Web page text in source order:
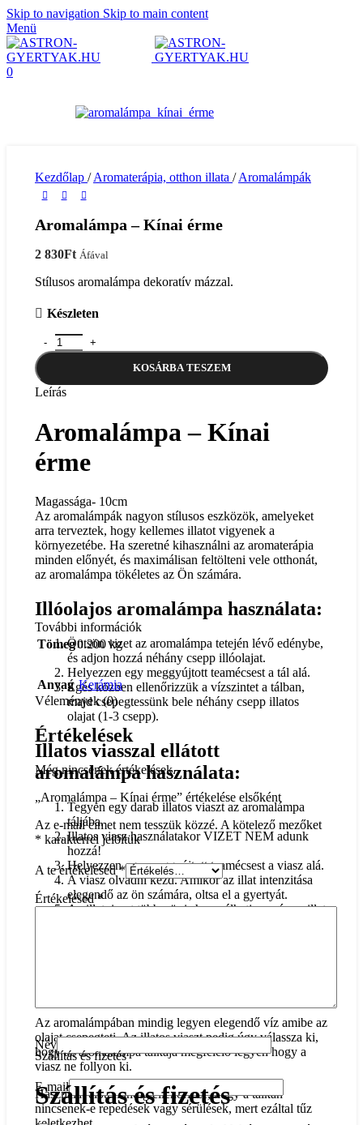
Skip to navigation Skip to main content
Menü
0
Kezdőlap / Aromaterápia, otthon illata / Aromalámpák
Aromalámpa – Kínai érme
2 830Ft Áfával
Stílusos aromalámpa dekoratív mázzal.
Készleten
Aromalámpa - Kínai érme mennyiség
KOSÁRBA TESZEM
Leírás
Aromalámpa – Kínai
érme
Magassága- 10cm
Az aromalámpák nagyon stílusos eszközök, amelyeket
arra terveztek, hogy kellemes illatot vigyenek a
környezetébe. Ha szeretné kihasználni az aromaterápia
minden előnyét, és maximálisan feltölteni vele otthonát,
az aromalámpa tökéletes az Ön számára.
Illóolajos aromalámpa használata:
Öntsön vizet az aromalámpa tetején lévő edénybe,
és adjon hozzá néhány csepp illóolajat.
Helyezzen egy meggyújtott teamécsest a tál alá.
Égés közben ellenőrizzük a vízszintet a tálban,
majd csepegtessünk bele néhány csepp illatos
olajat (1-3 csepp).
Illatos viasszal ellátott
aromalámpa használata:
Tegyen egy darab illatos viaszt az aromalámpa
táljába.
Illatos viasz használatakor VIZET NEM adunk
hozzá!
Helyezzen egy meggyújtott teamécsest a viasz alá.
A viasz olvadni kezd. Amikor az illat intenzitása
elegendő az ön számára, oltsa el a gyertyát.
Az illatviaszt többször is használhatja, amíg az illat
Az aromalámpában mindig legyen elegendő víz amibe az
olajat csepegteti. Az illatos viaszt pedig úgy válassza ki,
hogy az aromalámpa tálkája megfelelő legyen hogy a
viasz ne follyon ki.
Használat előtt mindig ellenőrizze, hogy a tálkán
nincsenek-e repedések vagy sérülések, mert ezáltal tűz
További információk
Tömeg0.200 kg
Anyag Kerámia
Vélemények (0)
Értékelések
Még nincsenek értékelések.
„Aromalámpa – Kínai érme” értékelése elsőként
Az e-mail címet nem tesszük közzé. A kötelező mezőket
* karakterrel jelöltük
A te értékelésed*
Értékelésed*
Név
E-mail
Szállítás és fizetés
Szállítás és fizetés